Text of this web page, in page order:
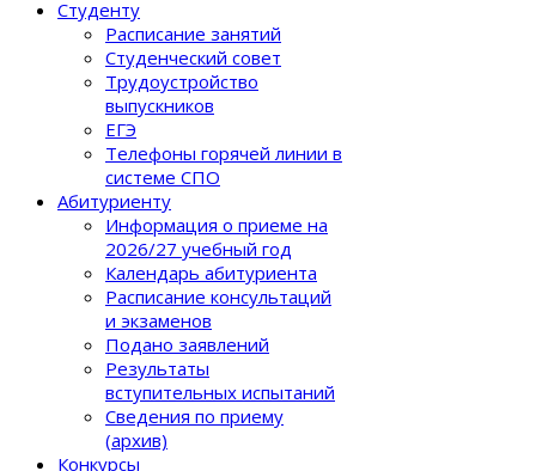
Студенту
Расписание занятий
Студенческий совет
Трудоустройство
выпускников
ЕГЭ
Телефоны горячей линии в
системе СПО
Абитуриенту
Информация о приеме на
2026/27 учебный год
Календарь абитуриента
Расписание консультаций
и экзаменов
Подано заявлений
Результаты
вступительных испытаний
Сведения по приему
(архив)
Конкурсы